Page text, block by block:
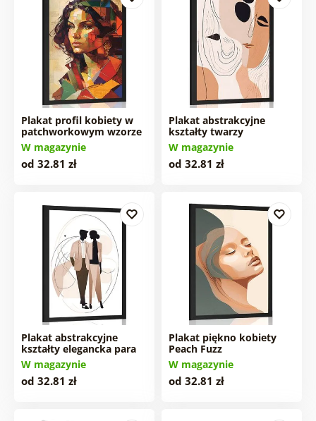
Plakat profil kobiety w
patchworkowym wzorze
W magazynie
od 32.81 zł
Plakat abstrakcyjne
kształty twarzy
W magazynie
od 32.81 zł
Plakat abstrakcyjne
kształty elegancka para
W magazynie
od 32.81 zł
Plakat piękno kobiety
Peach Fuzz
W magazynie
od 32.81 zł